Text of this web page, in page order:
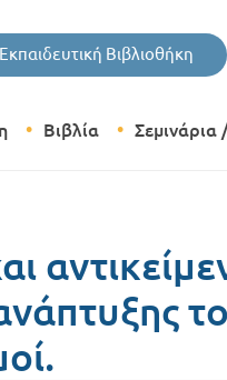
Βιβλιοθήκη
Βιβλία
Εκδόσεις Δίπτυχο
Bazaar
Σεμινάρια